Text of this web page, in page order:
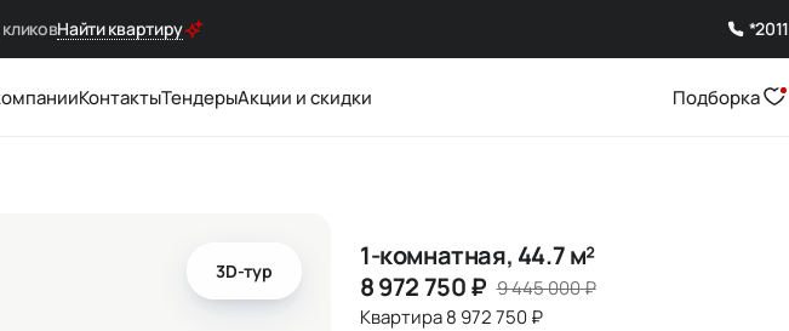
Найти квартиру *2011
КонтактыТендерыАкции и скидки Подборка
3D-тур
1-комнатная, 44.7 м²
8 972 750₽ 9 445 000₽
Квартира 8 972 750 ₽